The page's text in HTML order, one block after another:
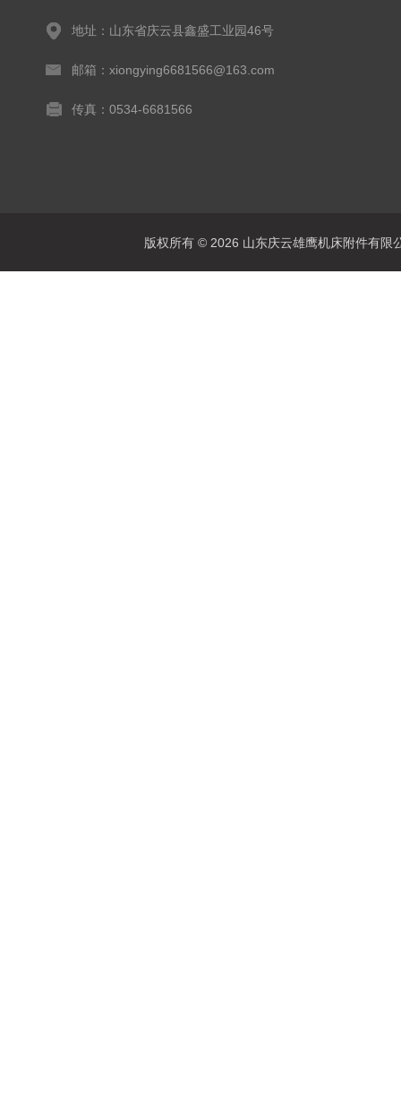
地址：山东省庆云县鑫盛工业园46号
邮箱：xiongying6681566@163.com
传真：0534-6681566
版权所有 © 2026 山东庆云雄鹰机床附件有